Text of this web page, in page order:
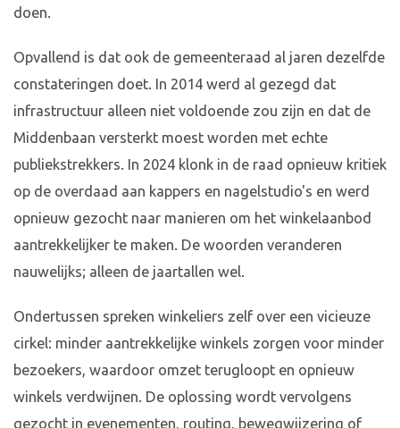
doen.
Opvallend is dat ook de gemeenteraad al jaren dezelfde
constateringen doet. In 2014 werd al gezegd dat
infrastructuur alleen niet voldoende zou zijn en dat de
Middenbaan versterkt moest worden met echte
publiekstrekkers. In 2024 klonk in de raad opnieuw kritiek
op de overdaad aan kappers en nagelstudio's en werd
opnieuw gezocht naar manieren om het winkelaanbod
aantrekkelijker te maken. De woorden veranderen
nauwelijks; alleen de jaartallen wel.
Ondertussen spreken winkeliers zelf over een vicieuze
cirkel: minder aantrekkelijke winkels zorgen voor minder
bezoekers, waardoor omzet terugloopt en opnieuw
winkels verdwijnen. De oplossing wordt vervolgens
gezocht in evenementen, routing, bewegwijzering of